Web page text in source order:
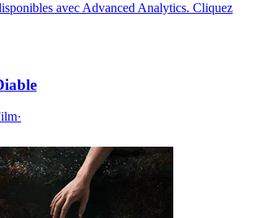
avec Advanced Analytics. Cliquez
·